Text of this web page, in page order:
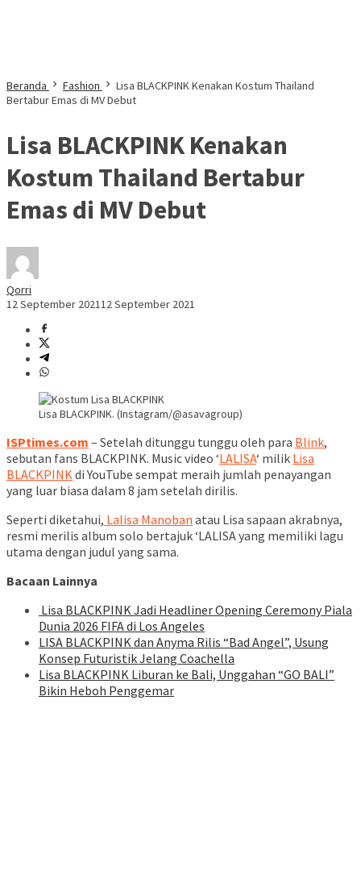
Beranda Fashion
Lisa BLACKPINK Kenakan Kostum Thailand
Bertabur Emas di MV Debut
Lisa BLACKPINK Kenakan
Kostum Thailand Bertabur
Emas di MV Debut
Qorri
12 September 202112 September 2021
Lisa BLACKPINK. (Instagram/@asavagroup)
ISPtimes.com – Setelah ditunggu tunggu oleh para Blink,
sebutan fans BLACKPINK. Music video ‘LALISA‘ milik Lisa
BLACKPINKdi YouTube sempat meraih jumlah penayangan
yang luar biasa dalam 8 jam setelah dirilis.
Seperti diketahui, Lalisa Manoban atau Lisa sapaan akrabnya,
resmi merilis album solo bertajuk ‘LALISA yang memiliki lagu
utama dengan judul yang sama.
Bacaan Lainnya
Lisa BLACKPINK Jadi Headliner Opening Ceremony Piala
Dunia 2026 FIFA di Los Angeles
LISA BLACKPINK dan Anyma Rilis “Bad Angel”, Usung
Konsep Futuristik Jelang Coachella
Lisa BLACKPINK Liburan ke Bali, Unggahan “GO BALI”
Bikin Heboh Penggemar